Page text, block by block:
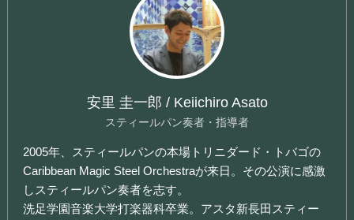
安里 圭一郎 / Keiichiro Asato
スティールパン奏者・指導者
2005年、スティールパンの本場トリニダード・トバゴの
Caribbean Magic Steel Orchestraが来日。その公演に感激
しスティールパン奏者を志す。
洗足学園音楽大学打楽器科卒業。アスタ新長田スティー